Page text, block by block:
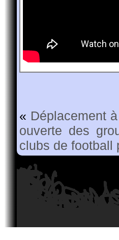
« Déplacement
ouverte des
clubs de football